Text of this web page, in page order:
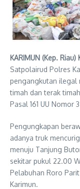
KARIMUN (Kep.
Satpolairud Polres
pengangkutan ilegal
timah dan terak
Pasal 161 UU Nomor
Pengungkapan
adanya truk
menuju Tanjung
sekitar pukul 22.00
Pelabuhan Roro
Karimun.